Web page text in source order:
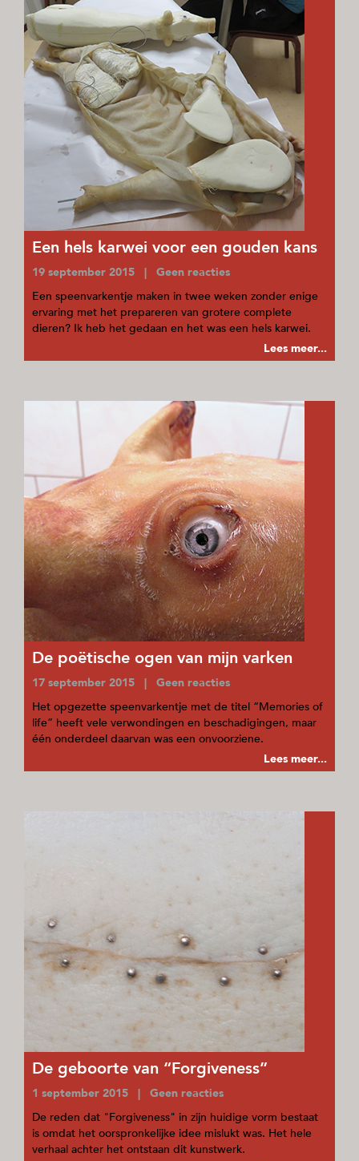
Een hels karwei voor een gouden kans
19 september 2015 | Geen reacties
Een speenvarkentje maken in twee weken zonder enige
ervaring met het prepareren van grotere complete
dieren? Ik heb het gedaan en het was een hels karwei.
Lees meer...
De poëtische ogen van mijn varken
17 september 2015 | Geen reacties
Het opgezette speenvarkentje met de titel “Memories of
life” heeft vele verwondingen en beschadigingen, maar
één onderdeel daarvan was een onvoorziene.
Lees meer...
De geboorte van “Forgiveness”
1 september 2015 | Geen reacties
De reden dat "Forgiveness" in zijn huidige vorm bestaat
is omdat het oorspronkelijke idee mislukt was. Het hele
verhaal achter het ontstaan dit kunstwerk.